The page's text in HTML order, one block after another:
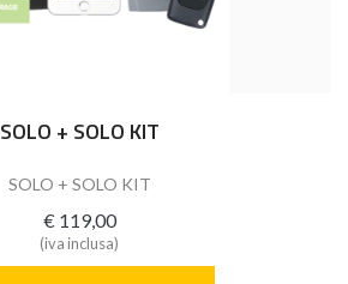
SOLO + SOLO KIT
SOLO + SOLO KIT
€ 119,00
(iva inclusa)